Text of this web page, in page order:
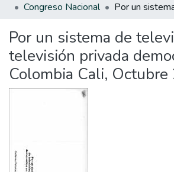
Congreso Nacional
Por un sistema de
televisión privada
Colombia Cali,